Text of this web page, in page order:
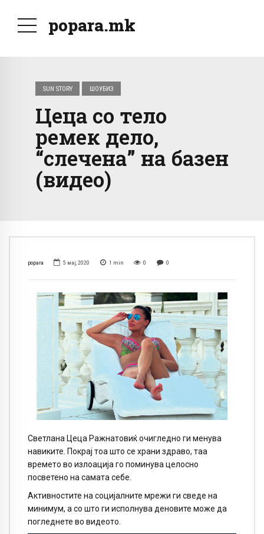
popara.mk
SUN STORY ШОУБИЗ
Цеца со тело
ремек дело,
“слечена” на базен
(видео)
popara 5 мај, 2020 1 min 0 0
Светлана Цеца Ражнатовиќ очигледно ги менува
навиките. Покрај тоа што се храни здраво, таа
времето во излоација го поминува целосно
посветено на самата себе.
Активностите на социјалните мрежи ги сведе на
минимум, а со што ги исполнува деновите може да
погледнете во видеото.